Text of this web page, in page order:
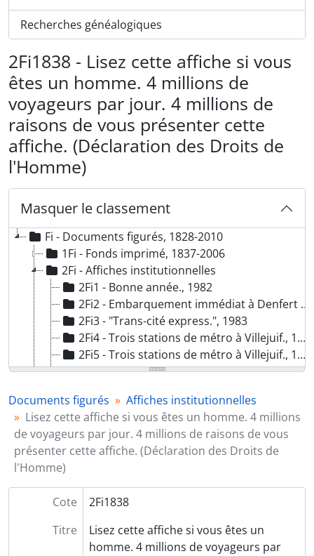
Recherches généalogiques
2Fi1838 - Lisez cette affiche si vous
êtes un homme. 4 millions de
voyageurs par jour. 4 millions de
raisons de vous présenter cette
affiche. (Déclaration des Droits de
l'Homme)
Masquer le classement
Fi - Documents figurés, 1828-2010
1Fi - Fonds imprimé, 1837-2006
2Fi - Affiches institutionnelles
2Fi1 - Bonne année., 1982
2Fi2 - Embarquement immédiat à Denfert (Bus. Les points de vue de Paris), 1983
2Fi3 - "Trans-cité express.", 1983
2Fi4 - Trois stations de métro à Villejuif., 1985
2Fi5 - Trois stations de métro à Villejuif., 1985
2Fi6 - Silence le métro tourne!, 1984
2Fi8 - 14-17H. Jouez sur Canal Bus., 1985
2Fi9 - BNP&RATP. La nouvelle façon de se payer le métro.
2Fi10 - Pour 16F50. le plus court chemin de Denfert à Orly., 1983
2Fi11 - Le 29 mars un nouveau réseau de bus à Villejuif., 1985
2Fi13 - 14-17H. Branchez-vous sur Canal Bus., 1985
2Fi14 - Si tu fais gaffe à tes pockets je pick plus rien., 1984
2Fi15 - A partir du 23 décembre la vidéo regarde passer le métro., 1985
2Fi16 - A partir du 23 décembre la vidéo transporte le métro., 1985
Documents figurés
Affiches institutionnelles
Lisez cette affiche si vous êtes un homme. 4 millions
de voyageurs par jour. 4 millions de raisons de vous
présenter cette affiche. (Déclaration des Droits de
l'Homme)
Cote
2Fi1838
Titre
Lisez cette affiche si vous êtes un
homme. 4 millions de voyageurs par